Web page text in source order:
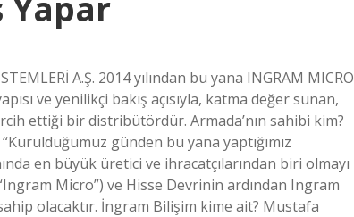
A.Ş. 2014 yılından bu yana INGRAM MICRO
ve yenilikçi bakış açısıyla, katma değer sunan,
ettiği bir distribütördür. Armada’nın sahibi kim?
günden bu yana yaptığımız
en büyük üretici ve ihracatçılarından biri olmayı
Micro”) ve Hisse Devrinin ardından Ingram
olacaktır. İngram Bilişim kime ait? Mustafa